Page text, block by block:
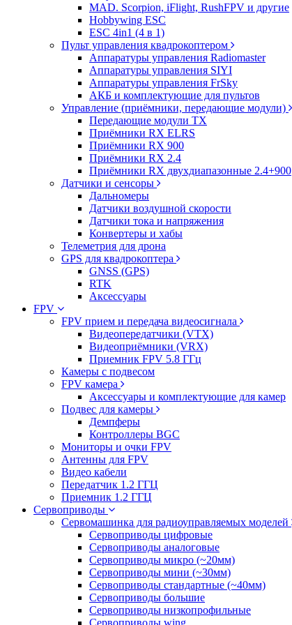
MAD. Scorpion, iFlight, RushFPV и другие
Hobbywing ESC
ESC 4in1 (4 в 1)
Пульт управления квадрокоптером
Аппаратуры управления Radiomaster
Аппаратуры управления SIYI
Аппаратуры управления FrSky
АКБ и комплектующие для пультов
Управление (приёмники, передающие модули)
Передающие модули TX
Приёмники RX ELRS
Приёмники RX 900
Приёмники RX 2.4
Приёмники RX двухдиапазонные 2.4+900
Датчики и сенсоры
Дальномеры
Датчики воздушной скорости
Датчики тока и напряжения
Конвертеры и хабы
Телеметрия для дрона
GPS для квадрокоптера
GNSS (GPS)
RTK
Аксессуары
FPV
FPV прием и передача видеосигнала
Видеопередатчики (VTX)
Видеоприёмники (VRX)
Приемник FPV 5.8 ГГц
Камеры с подвесом
FPV камера
Аксессуары и комплектующие для камер
Подвес для камеры
Демпферы
Контроллеры BGC
Мониторы и очки FPV
Антенны для FPV
Видео кабели
Передатчик 1.2 ГГЦ
Приемник 1.2 ГГЦ
Сервоприводы
Сервомашинка для радиоуправляемых моделей
Сервоприводы цифровые
Сервоприводы аналоговые
Сервоприводы микро (~20мм)
Сервоприводы мини (~30мм)
Сервоприводы стандартные (~40мм)
Сервоприводы большие
Сервоприводы низкопрофильные
Сервоприводы wing